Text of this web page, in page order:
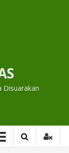
Disuarakan